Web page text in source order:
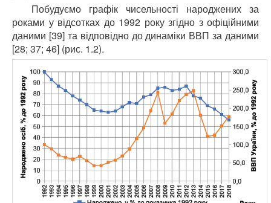
Побудуємо графік чисельності народжених за
роками у відсотках до 1992 року згідно з офіційними
даними [39] та відповідно до динаміки ВВП за даними
[28; 37; 46] (рис. 1.2).